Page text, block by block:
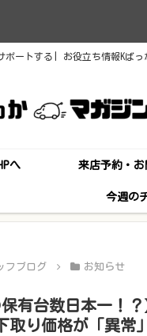
ポートする| お役立ち情報Kばっ
へ 来店予約・
今週の
フブログ お知らせ
保有台数日本一！
取り価格が「異常